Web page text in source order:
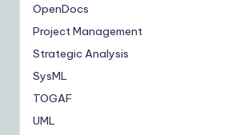
OpenDocs
Project Management
Strategic Analysis
SysML
TOGAF
UML